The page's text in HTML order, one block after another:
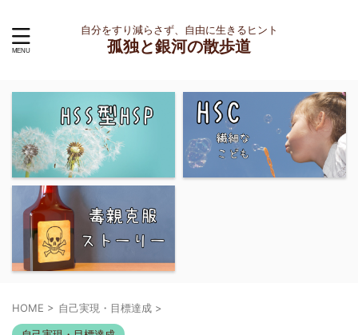
自分をすり減らさず、自由に生きるヒント
孤独と銀河の散歩道
HOME > 自己実現・目標達成 >